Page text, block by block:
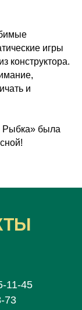
игры
конструктора.
и
Рыбка» была
11-45
73